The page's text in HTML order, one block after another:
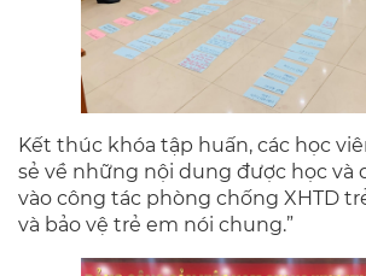
Kết thúc khóa tập huấn, các học
sẻ về những nội dung được học và
vào công tác phòng chống XHTD
và bảo vệ trẻ em nói chung.”